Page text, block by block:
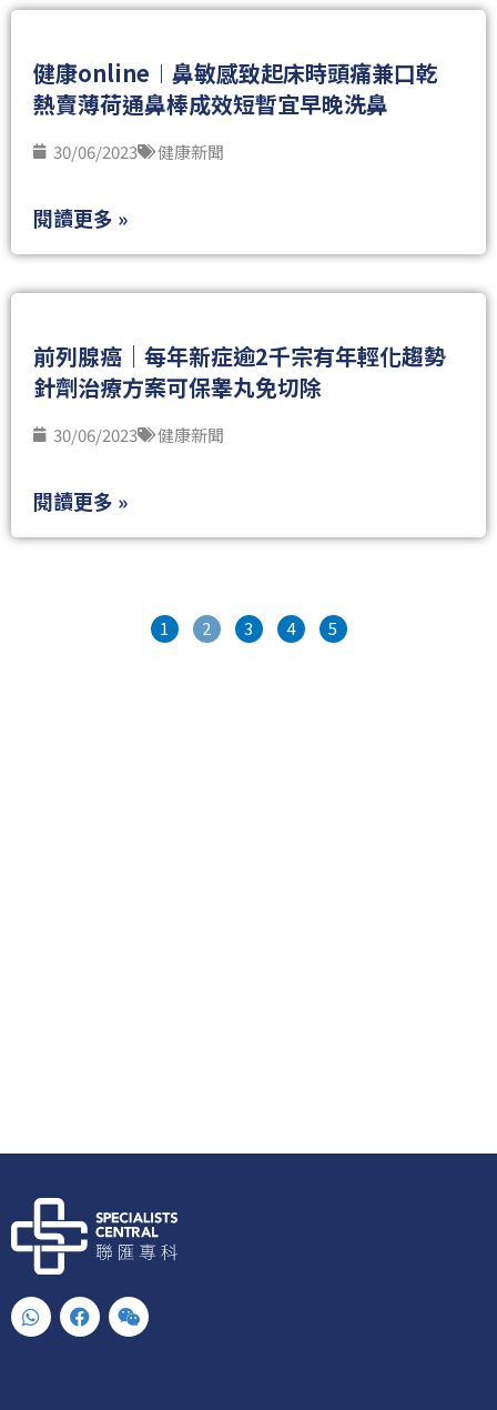
健康online︱鼻敏感致起床時頭痛兼口乾
熱賣薄荷通鼻棒成效短暫宜早晚洗鼻
30/06/2023 健康新聞
閱讀更多 »
前列腺癌｜每年新症逾2千宗有年輕化趨勢
針劑治療方案可保睾丸免切除
30/06/2023 健康新聞
閱讀更多 »
1 2 3 4 5
W
h
a
F
a
c
W
e
i